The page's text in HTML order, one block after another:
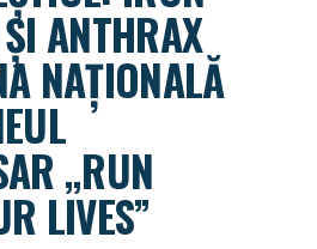
ANTHRAX
NAȚIONALĂ
„RUN
LIVES”